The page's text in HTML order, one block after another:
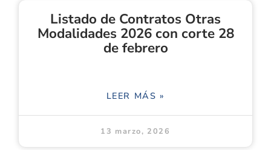
Listado de Contratos Otras
Modalidades 2026 con corte 28
de febrero
LEER MÁS »
13 marzo, 2026